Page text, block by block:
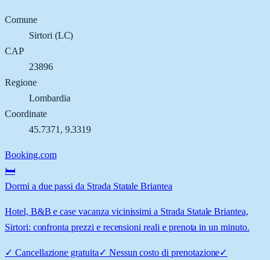
Comune
Sirtori (LC)
CAP
23896
Regione
Lombardia
Coordinate
45.7371 , 9.3319
Booking.com
🛏️
Dormi a due passi da Strada Statale Briantea
Hotel, B&B e case vacanza vicinissimi a Strada Statale Briantea,
Sirtori: confronta prezzi e recensioni reali e prenota in un minuto.
✓ Cancellazione gratuita✓ Nessun costo di prenotazione✓